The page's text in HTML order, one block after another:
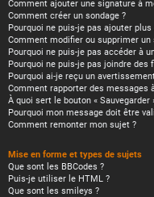
Comment ajouter une signature à
Comment créer un sondage ?
Pourquoi ne puis-je pas ajouter plus
Comment modifier ou supprimer un
Pourquoi ne puis-je pas accéder à
Pourquoi ne puis-je pas joindre des
Pourquoi ai-je reçu un
Comment rapporter des messages
À quoi sert le bouton «
Pourquoi mon message doit être
Comment remonter mon sujet ?
Mise en forme et types de sujets
Que sont les BBCodes ?
Puis-je utiliser le HTML ?
Que sont les smileys ?